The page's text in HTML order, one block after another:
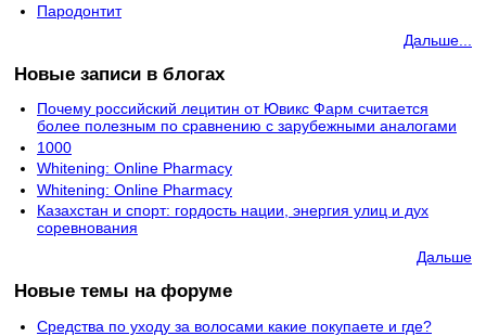
Пародонтит
Дальше...
Новые записи в блогах
Почему российский лецитин от Ювикс Фарм считается
более полезным по сравнению с зарубежными аналогами
1000
Whitening: Online Pharmacy
Whitening: Online Pharmacy
Казахстан и спорт: гордость нации, энергия улиц и дух
соревнования
Дальше
Новые темы на форуме
Средства по уходу за волосами какие покупаете и где?